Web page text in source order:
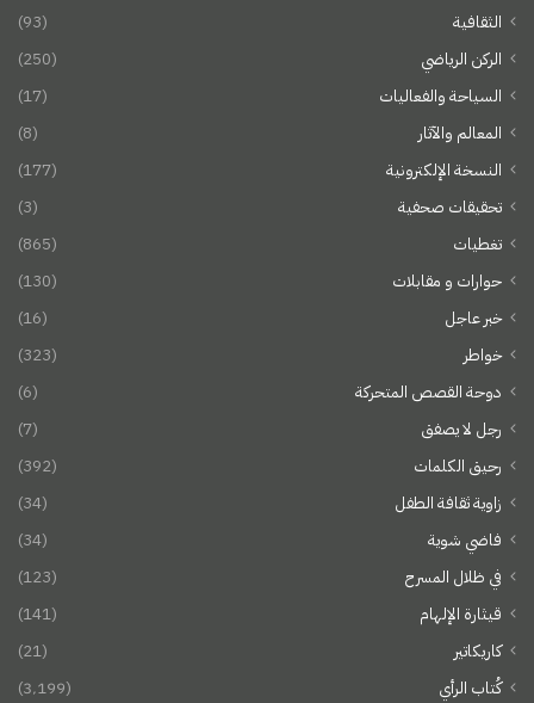
الثقافية
(93)
الركن الرياضي
(250)
السياحة والفعاليات
(17)
المعالم والآثار
(8)
النسخة الإلكترونية
(177)
تحقيقات صحفية
(3)
تغطيات
(865)
حوارات و مقابلات
(130)
خبر عاجل
(16)
خواطر
(323)
دوحة القصص المتحركة
(6)
رجل لا يصفق
(7)
رحيق الكلمات
(392)
زاوية ثقافة الطفل
(34)
فاضي شوية
(34)
في ظلال المسرح
(123)
قيثارة الإلهام
(141)
كاريكاتير
(21)
كُتاب الرأي
(3٬199)